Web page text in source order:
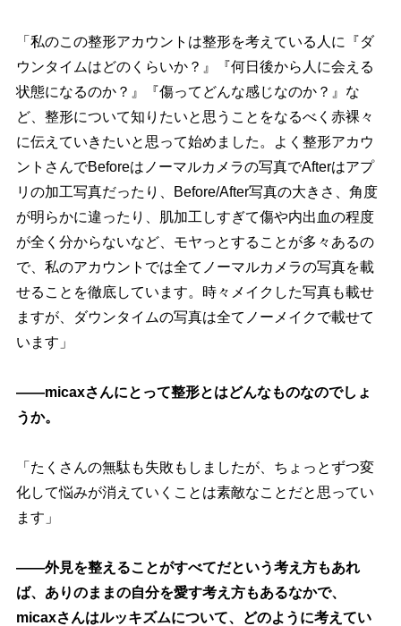
「私のこの整形アカウントは整形を考えている人に『ダ
ウンタイムはどのくらいか？』『何日後から人に会える
状態になるのか？』『傷ってどんな感じなのか？』な
ど、整形について知りたいと思うことをなるべく赤裸々
に伝えていきたいと思って始めました。よく整形アカウ
ントさんでBeforeはノーマルカメラの写真でAfterはアプ
リの加工写真だったり、Before/After写真の大きさ、角度
が明らかに違ったり、肌加工しすぎて傷や内出血の程度
が全く分からないなど、モヤっとすることが多々あるの
で、私のアカウントでは全てノーマルカメラの写真を載
せることを徹底しています。時々メイクした写真も載せ
ますが、ダウンタイムの写真は全てノーメイクで載せて
います」
――micaxさんにとって整形とはどんなものなのでしょ
うか。
「たくさんの無駄も失敗もしましたが、ちょっとずつ変
化して悩みが消えていくことは素敵なことだと思ってい
ます」
――外見を整えることがすべてだという考え方もあれ
ば、ありのままの自分を愛す考え方もあるなかで、
micaxさんはルッキズムについて、どのように考えてい